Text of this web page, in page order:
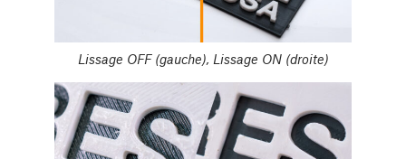
Lissage OFF (gauche), Lissage ON (droite)